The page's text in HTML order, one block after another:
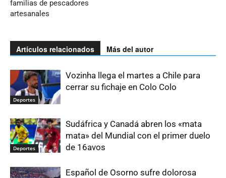
familias de pescadores
artesanales
Artículos relacionados Más del autor
Deportes
Vozinha llega el martes a Chile para
cerrar su fichaje en Colo Colo
Deportes
Sudáfrica y Canadá abren los «mata
mata» del Mundial con el primer duelo
de 16avos
Español de Osorno sufre dolorosa